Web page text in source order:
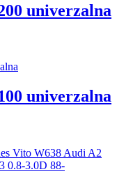
univerzalna
univerzalna